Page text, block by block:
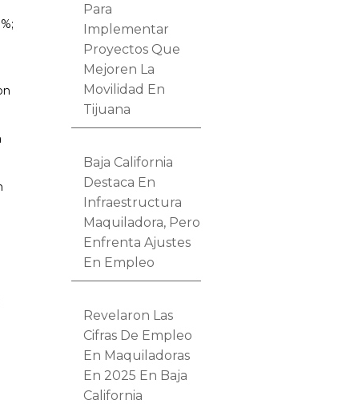
Para
Implementar
Proyectos Que
Mejoren La
Movilidad En
Tijuana
Baja California
Destaca En
Infraestructura
Maquiladora, Pero
Enfrenta Ajustes
En Empleo
Revelaron Las
Cifras De Empleo
En Maquiladoras
En 2025 En Baja
California